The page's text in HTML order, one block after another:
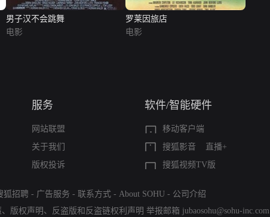
男子汉不会跳舞
电影
罗莱因旅店
电影
服务
网站联盟
关于我们
版权投诉
软件/智能硬件
移动客户端
搜狐影音
直播+
搜狐视频TV版
狐招聘 - 广告服务 - 联系方式 - About SOHU - 公司介绍
、 版权声明 、 反盗版和反盗链权利声明 举报邮箱 jubaosohu@sohu-inc.com